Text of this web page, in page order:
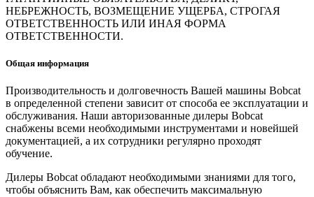
НЕБРЕЖНОСТЬ, ВОЗМЕЩЕНИЕ УЩЕРБА, СТРОГАЯ
ОТВЕТСТВЕННОСТЬ ИЛИ ИНАЯ ФОРМА
ОТВЕТСТВЕННОСТИ.
Общая информация
Производительность и долговечность Вашей машины Bobcat
в определенной степени зависит от способа ее эксплуатации и
обслуживания. Наши авторизованные дилеры Bobcat
снабжены всеми необходимыми инструментами и новейшей
документацией, а их сотрудники регулярно проходят
обучение.
Дилеры Bobcat обладают необходимыми знаниями для того,
чтобы объяснить Вам, как обеспечить максимальную